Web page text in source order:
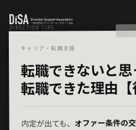
DIRECTION TIPS
キャリア・転職支援
転職できないと
転職できた理由【
内定が出ても、 オファー条件の